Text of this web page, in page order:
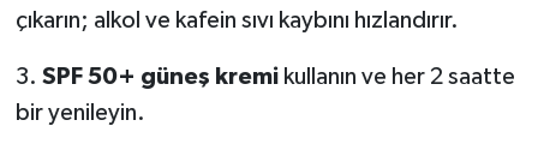
çıkarın; alkol ve kafein sıvı kaybını hızlandırır.
3. SPF 50+ güneş kremikullanın ve her 2 saatte
bir yenileyin.